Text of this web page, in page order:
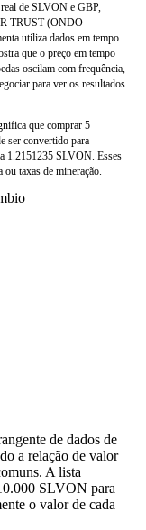
de SLVON e GBP,
TRUST (ONDO
utiliza dados em tempo
que o preço em tempo
oscilam com frequência,
para ver os resultados
que comprar 5
ser convertido para
1.2151235 SLVON. Esses
taxas de mineração.
de dados de
a relação de valor
A lista
SLVON para
o valor de cada